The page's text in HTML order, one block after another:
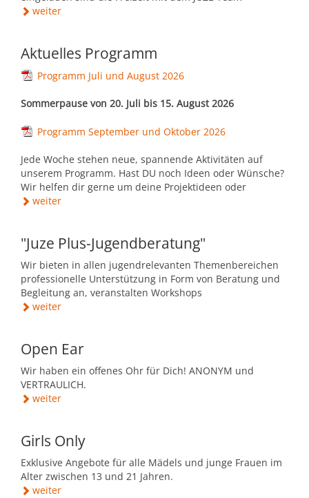
weiter
Aktuelles Programm
Programm Juli und August 2026
Sommerpause von 20. Juli bis 15. August 2026
Programm September und Oktober 2026
Jede Woche stehen neue, spannende Aktivitäten auf
unserem Programm. Hast DU noch Ideen oder Wünsche?
Wir helfen dir gerne um deine Projektideen oder
weiter
"Juze Plus-Jugendberatung"
Wir bieten in allen jugendrelevanten Themenbereichen
professionelle Unterstützung in Form von Beratung und
Begleitung an, veranstalten Workshops
weiter
Open Ear
Wir haben ein offenes Ohr für Dich! ANONYM und
VERTRAULICH.
weiter
Girls Only
Exklusive Angebote für alle Mädels und junge Frauen im
Alter zwischen 13 und 21 Jahren.
weiter